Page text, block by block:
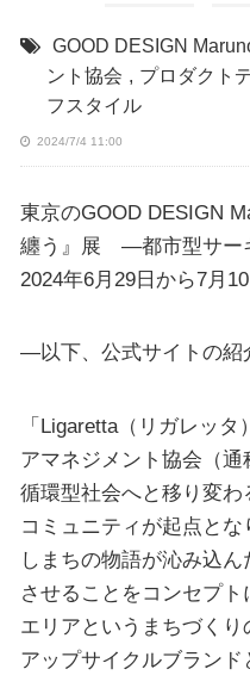
GOOD DESIGN
ント協会 , プロダクト
フスタイル
2024/7/4 11:00
東京のGOOD DESIGN
纏う』展 ―都市型サー
2024年6月29日から7月
—以下、公式サイトの
「Ligaretta（リガレッ
アマネジメント協会（通
循環型社会へと移り変わ
コミュニティが起点と
しまちの物語が沁み込
させることをコンセプ
エリアというまちづく
アップサイクルブランド